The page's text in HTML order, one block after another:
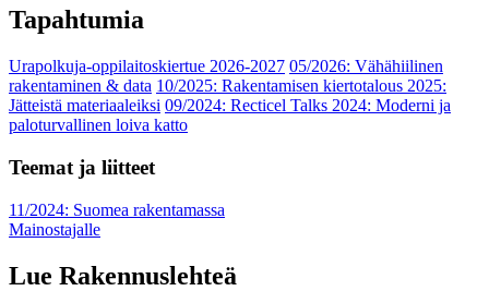
Tapahtumia
Urapolkuja-oppilaitoskiertue 2026-2027 05/2026: Vähähiilinen
rakentaminen & data 10/2025: Rakentamisen kiertotalous 2025:
Jätteistä materiaaleiksi 09/2024: Recticel Talks 2024: Moderni ja
paloturvallinen loiva katto
Teemat ja liitteet
11/2024: Suomea rakentamassa
Mainostajalle
Lue Rakennuslehteä